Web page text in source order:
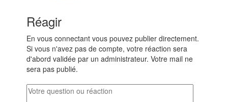
Réagir
En vous connectant vous pouvez publier directement.
Si vous n'avez pas de compte, votre réaction sera
d'abord validée par un administrateur. Votre mail ne
sera pas publié.